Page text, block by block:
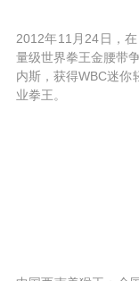
2012年11月24日，
量级世界拳王金腰带
内斯，获得WBC迷你
业拳王。